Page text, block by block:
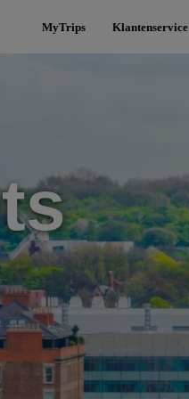
MyTrips Klantenservice